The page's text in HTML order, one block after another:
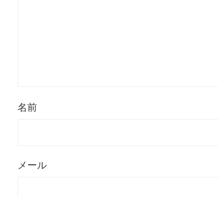
名前
メール